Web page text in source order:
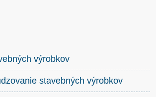
výrobkov
stavebných výrobkov